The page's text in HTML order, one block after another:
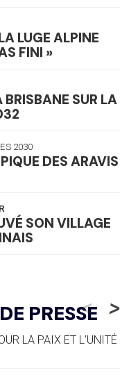
LUGE ALPINE
FINI »
SUR LA
2030
DES ARAVIS
SON VILLAGE
DÉMONTRER
DES JO
PRESSE
<
LA PAIX ET L’UNITÉ
>